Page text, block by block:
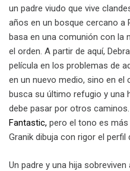
un padre viudo que vive
años en un bosque cercano a
basa en una comunión con la
el orden. A partir de aquí,
película en los problemas de
en un nuevo medio, sino en el
busca su último refugio y una
debe pasar por otros caminos.
Fantastic, pero el tono es
Granik dibuja con rigor el
Un padre y una hija